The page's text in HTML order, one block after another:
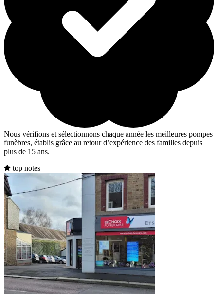
Nous vérifions et sélectionnons chaque année les meilleures pompes
funèbres, établis grâce au retour d’expérience des familles depuis
plus de 15 ans.
top notes